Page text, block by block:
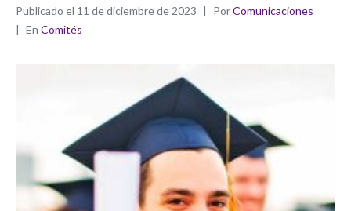
Publicado el 11 de diciembre de 2023 PorComunicaciones
En Comités